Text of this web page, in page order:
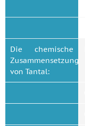
Die chemische
Zusammensetzung
von Tantal: